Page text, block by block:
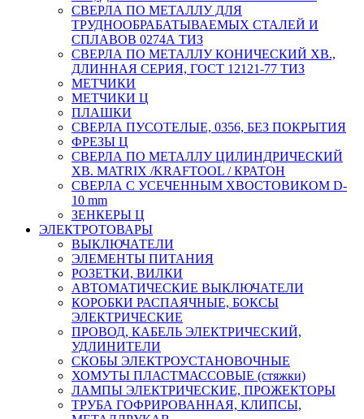
СВЕРЛА ПО МЕТАЛЛУ ДЛЯ
ТРУДНООБРАБАТЫВАЕМЫХ СТАЛЕЙ И
СПЛАВОВ 0274А ТИЗ
СВЕРЛА ПО МЕТАЛЛУ КОНИЧЕСКИЙ ХВ.,
ДЛИННАЯ СЕРИЯ, ГОСТ 12121-77 ТИЗ
МЕТЧИКИ
МЕТЧИКИ Ц
ПЛАШКИ
СВЕРЛА ПУСОТЕЛЫЕ, 0356, БЕЗ ПОКРЫТИЯ
ФРЕЗЫ Ц
СВЕРЛА ПО МЕТАЛЛУ ЦИЛИНДРИЧЕСКИЙ
ХВ. MATRIX /KRAFTOOL / КРАТОН
СВЕРЛА С УСЕЧЕННЫМ ХВОСТОВИКОМ D-
10 mm
ЗЕНКЕРЫ Ц
ЭЛЕКТРОТОВАРЫ
ВЫКЛЮЧАТЕЛИ
ЭЛЕМЕНТЫ ПИТАНИЯ
РОЗЕТКИ, ВИЛКИ
АВТОМАТИЧЕСКИЕ ВЫКЛЮЧАТЕЛИ
КОРОБКИ РАСПАЯЧНЫЕ, БОКСЫ
ЭЛЕКТРИЧЕСКИЕ
ПРОВОД, КАБЕЛЬ ЭЛЕКТРИЧЕСКИЙ,
УДЛИНИТЕЛИ
СКОБЫ ЭЛЕКТРОУСТАНОВОЧНЫЕ
ХОМУТЫ ПЛАСТМАССОВЫЕ (стяжки)
ЛАМПЫ ЭЛЕКТРИЧЕСКИЕ, ПРОЖЕКТОРЫ
ТРУБА ГОФРИРОВАННАЯ, КЛИПСЫ,